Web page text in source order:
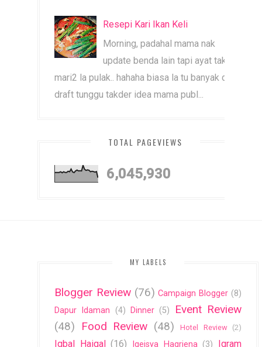
Resepi Kari Ikan Keli
Morning, padahal mama nak
update benda lain tapi ayat tak
mari2 la pulak.. hahaha biasa la tu banyak dah
draft tunggu takder idea mama publ...
TOTAL PAGEVIEWS
6,045,930
MY LABELS
Blogger Review (76) Campaign Blogger (8)
Dapur Idaman
(4) Dinner (5)
Event Review
(48)
Food Review (48) Hotel Review (2)
Iqbal Haiqal (16) Iqeisya Haqriena (3)
Iqram